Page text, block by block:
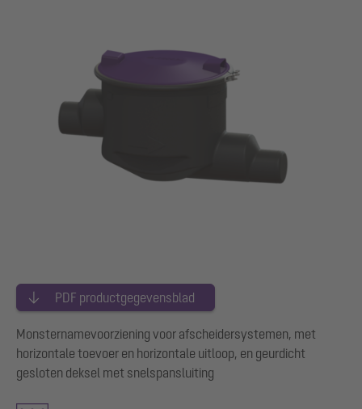
PDF productgegevensblad
Monsternamevoorziening voor afscheidersystemen, met
horizontale toevoer en horizontale uitloop, en geurdicht
gesloten deksel met snelspansluiting